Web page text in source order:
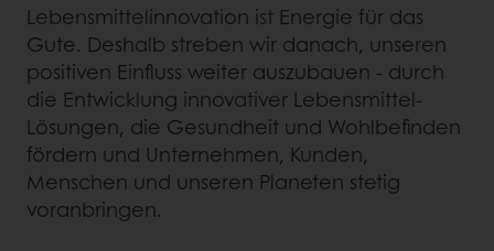
Lebensmittelinnovation ist Energie für das
Gute. Deshalb streben wir danach, unseren
positiven Einfluss weiter auszubauen - durch
die Entwicklung innovativer Lebensmittel-
Lösungen, die Gesundheit und Wohlbefinden
fördern und Unternehmen, Kunden,
Menschen und unseren Planeten stetig
voranbringen.